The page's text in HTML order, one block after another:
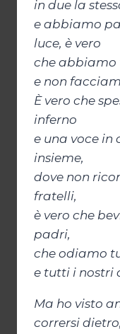
in due la
e abbiamo
luce, è vero
che
e non
È vero che
inferno
e una voce in
insieme,
dove non
fratelli,
è vero che
padri,
che odiamo
e tutti i nostri
Ma ho visto
corrersi